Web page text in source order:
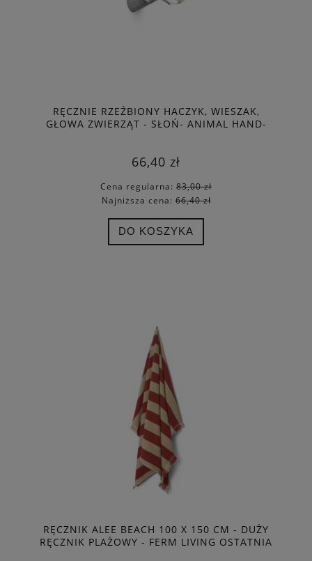
RĘCZNIE RZEŹBIONY HACZYK, WIESZAK,
GŁOWA ZWIERZĄT - SŁOŃ- ANIMAL HAND-
66,40 zł
Cena regularna: 83,00 zł
Najniższa cena:66,40 zł
DO KOSZYKA
RĘCZNIK ALEE BEACH 100 X 150 CM - DUŻY
RĘCZNIK PLAŻOWY - FERM LIVING OSTATNIA